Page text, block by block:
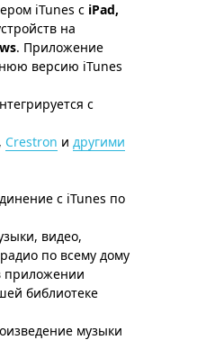
iTunes с iPad,
на
. Приложение
версию iTunes
с
, Crestron и другими
с iTunes по
видео,
по всему дому
приложении
библиотеке
музыки